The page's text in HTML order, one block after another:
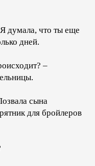
думала, что ты еще
дней.
–
сына
для бройлеров